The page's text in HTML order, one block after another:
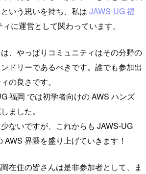
いう思いを持ち、私は JAWS-UG 福
に運営として関わっています。
、やっぱりコミュニティはその分野の
ドリーであるべきです。誰でも参加出
の良さです。
福岡 では初学者向けの AWS ハンズ
ました。
ないですが、これからも JAWS-UG
AWS 界隈を盛り上げていきます！
在住の皆さんは是非参加者として、ま